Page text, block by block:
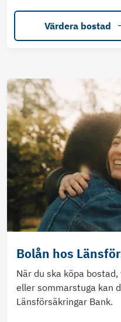
Värdera bostad
Bolån hos
När du ska köpa
eller sommarstuga kan
Länsförsäkringar Bank.